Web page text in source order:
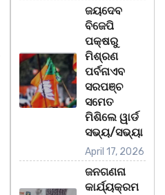
ଜୟଦେବ
ବିଜେପି
ପକ୍ଷରୁ
ମିଶ୍ରଣ
ପର୍ବନାଏବ
ସରପଞ୍ଚ
ସମେତ
ମିଶିଲେ ୱାର୍ଡ
ସଭ୍ୟ/ସଭ୍ୟା
April 17, 2026
ଜନଗଣନା
କାର୍ଯ୍ୟକ୍ରମ